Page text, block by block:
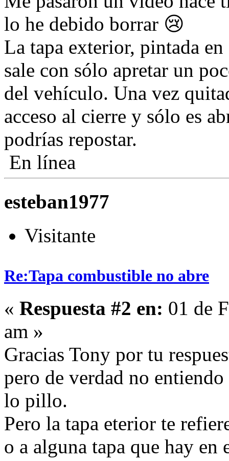
lo he debido borrar 😢
La tapa exterior, pintada
sale con sólo apretar un
del vehículo. Una vez
acceso al cierre y sólo es
podrías repostar.
En línea
esteban1977
Visitante
Re:Tapa combustible no abre
« Respuesta #2 en: 01 de
am »
Gracias Tony por tu
pero de verdad no
lo pillo.
Pero la tapa eterior te
o a alguna tapa que hay en